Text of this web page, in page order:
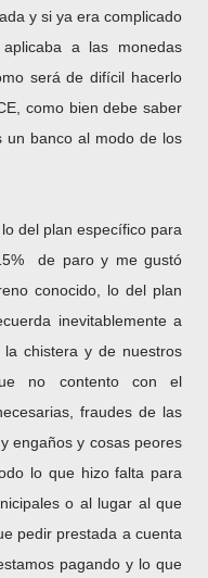
y si ya era complicado
a las monedas
será de difícil hacerlo
como bien debe saber
un banco al modo de los
del plan específico para
de paro y me gustó
conocido, lo del plan
inevitablemente a
chistera y de nuestros
no contento con el
fraudes de las
engaños y cosas peores
lo que hizo falta para
o al lugar al que
pedir prestada a cuenta
pagando y lo que